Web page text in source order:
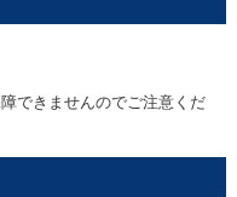
できませんのでご注意くだ